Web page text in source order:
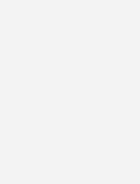
Trotz strengster
bleiben die Raten
so genannte
und ins